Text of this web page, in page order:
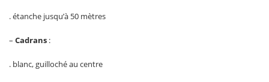
. étanche jusqu’à 50 mètres
– Cadrans :
. blanc, guilloché au centre